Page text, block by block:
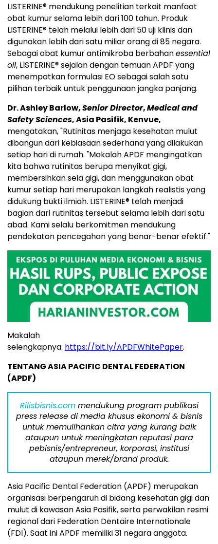
LISTERINE® mendukung penelitian terkait manfaat
obat kumur selama lebih dari 100 tahun. Produk
LISTERINE® telah melalui lebih dari 50 uji klinis dan
digunakan lebih dari satu miliar orang di 85 negara.
Sebagai obat kumur antimikroba berbahanessential
oil, LISTERINE® sejalan dengan temuan APDF yang
menempatkan formulasi EO sebagai salah satu
pilihan terbaik untuk penggunaan jangka panjang.
Dr. Ashley Barlow,Senior Director,Medical and
Safety Sciences, Asia Pasifik, Kenvue,
mengatakan, "Rutinitas menjaga kesehatan mulut
dibangun dari kebiasaan sederhana yang dilakukan
setiap hari di rumah. "Makalah APDF mengingatkan
kita bahwa rutinitas berupa menyikat gigi,
membersihkan sela gigi, dan menggunakan obat
kumur setiap hari merupakan langkah realistis yang
didukung bukti ilmiah. LISTERINE® telah menjadi
bagian dari rutinitas tersebut selama lebih dari satu
abad. Kami selalu berkomitmen mendukung
pendekatan pencegahan yang benar-benar efektif."
Makalah
selengkapnya: https://bit.ly/APDFWhitePaper.
TENTANG ASIA PACIFIC DENTAL FEDERATION
(APDF)
Rilisbisnis.commendukung program publikasi
press release di media khusus ekonomi & bisnis
untuk memulihankan citra yang kurang baik
ataupun untuk meningkatan reputasi para
pebisnis/entrepreneur, korporasi, institusi
ataupun merek/brand produk.
Asia Pacific Dental Federation (APDF) merupakan
organisasi berpengaruh di bidang kesehatan gigi dan
mulut di kawasan Asia Pasifik, serta perwakilan resmi
regional dari Federation Dentaire Internationale
(FDI). Saat ini APDF memiliki 31 negara anggota.